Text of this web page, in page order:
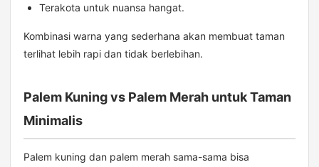
Terakota untuk nuansa hangat.
Kombinasi warna yang sederhana akan membuat taman
terlihat lebih rapi dan tidak berlebihan.
Palem Kuning vs Palem Merah untuk Taman
Minimalis
Palem kuning dan palem merah sama-sama bisa